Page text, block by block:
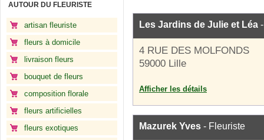
AUTOUR DU FLEURISTE
artisan fleuriste
fleurs à domicile
livraison fleurs
bouquet de fleurs
composition florale
fleurs artificielles
fleurs exotiques
Les Jardins de Julie et Léa
4 RUE DES MOLFONDS
59000 Lille
Afficher les détails
Mazurek Yves - Fleuriste